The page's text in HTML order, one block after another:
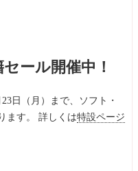
ール開催中！
日（月）まで、ソフト・
ます。 詳しくは特設ページ